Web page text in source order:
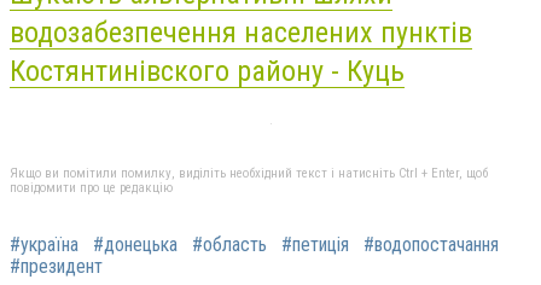
водозабезпечення населених пунктів
Костянтинівского району - Куць
Якщо ви помітили помилку, виділіть необхідний текст і натисніть Ctrl + Enter, щоб
повідомити про це редакцію
#україна #донецька #область #петиція
#водопостачання
#президент